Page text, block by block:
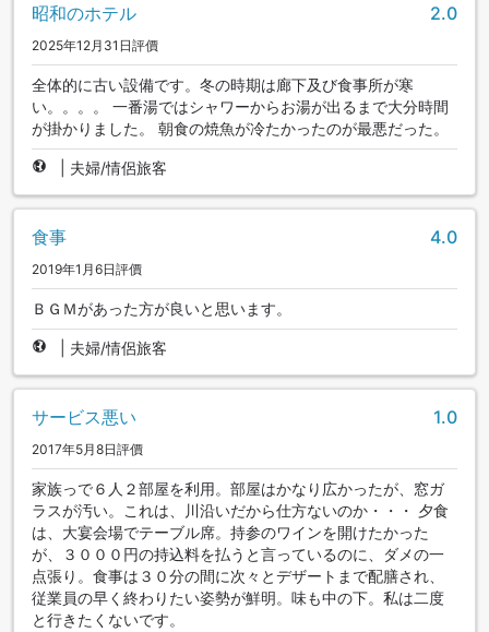
昭和のホテル 2.0
2025年12月31日評價
全体的に古い設備です。冬の時期は廊下及び食事所が寒
い。。。。 一番湯ではシャワーからお湯が出るまで大分時間
が掛かりました。 朝食の焼魚が冷たかったのが最悪だった。
夫婦/情侶旅客
食事 4.0
2019年1月6日評價
ＢＧＭがあった方が良いと思います。
夫婦/情侶旅客
サービス悪い 1.0
2017年5月8日評價
家族っで６人２部屋を利用。部屋はかなり広かったが、窓ガ
ラスが汚い。これは、川沿いだから仕方ないのか・・・ 夕食
は、大宴会場でテーブル席。持参のワインを開けたかった
が、３０００円の持込料を払うと言っているのに、ダメの一
点張り。食事は３０分の間に次々とデザートまで配膳され、
従業員の早く終わりたい姿勢が鮮明。味も中の下。私は二度
と行きたくないです。